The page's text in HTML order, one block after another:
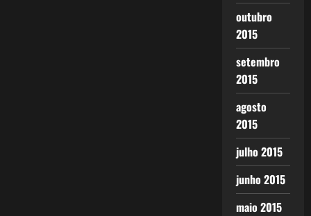
outubro
2015
setembro
2015
agosto
2015
julho 2015
junho 2015
maio 2015